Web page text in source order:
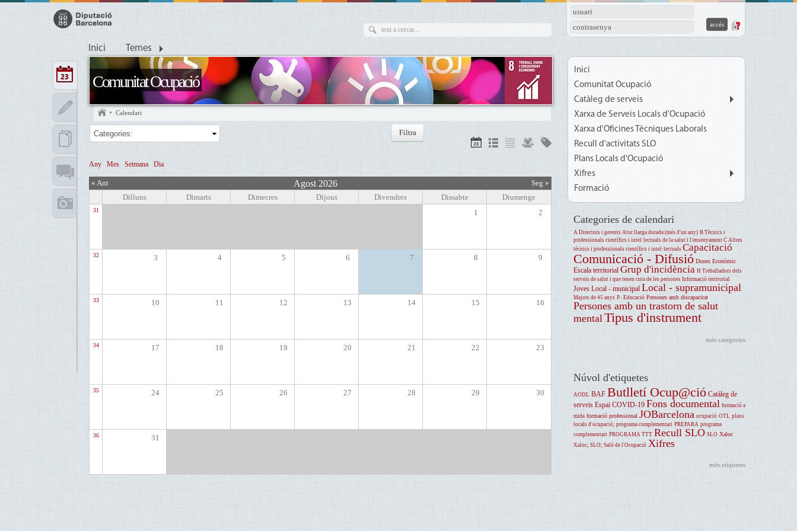
usuari
contrasenya
Inici Temes
Comunitat Ocupació
Calendari
Categories:
Any Mes Setmana Dia
« Ant Agost 2026
Seg »
Dilluns
Dimarts Dimecres Dijous Divendres Dissabte Diumenge
31 1 2
32 3 4 5 6 7 8 9
33 10 11 12 13 14 15 16
34 17 18 19 20 21 22 23
35 24 25 26 27 28 29 30
36 31
Inici
Comunitat Ocupació
Catàleg de serveis
Xarxa de Serveis Locals d’Ocupació
Xarxa d'Oficines Tècniques Laborals
Recull d'activitats SLO
Plans Locals d'Ocupació
Xifres
Formació
Categories de calendari
A Directors i gerents Atur llarga durada (més d'un any) B Tècnics i
professionals científics i intel·lectuals de la salut i l'ensenyament C Altres
tècnics i professionals científics i intel·lectuals Capacitació
Comunicació - Difusió Dones Econòmic
Escala territorial Grup d'incidència H Treballadors dels
serveis de salut i que tenen cura de les persones Informació territorial
Joves Local - municipal Local - supramunicipal
Majors de 45 anys P.- Educació Persones amb discapacitat
Persones amb un trastorn de salut
mentalTipus d'instrument
més categories
Núvol d'etiquetes
AODL BAF Butlletí Ocup@ció Catàleg de
serveis Espai COVID-19 Fons documental formació a
mida formació professional JOBarcelona ocupació OTL plans
locals d'ocupació; programa complementari PREPARA programa
complementari PROGRAMA TTT Recull SLO SLO Xaloc
Xaloc; SLO; Saló de l'Ocupació Xifres
més etiquetes